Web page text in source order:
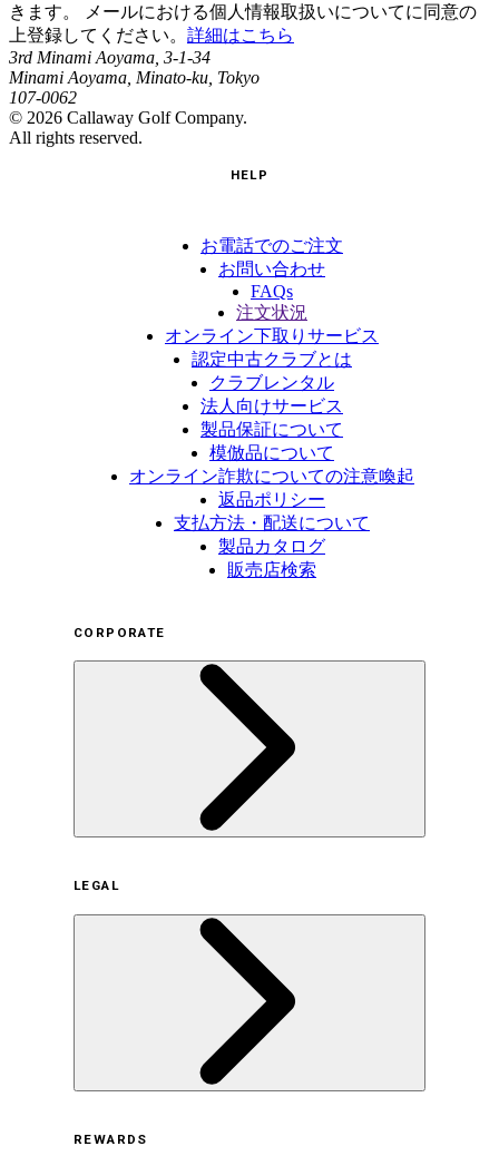
きます。 メールにおける個人情報取扱いについてに同意の
上登録してください。 詳細はこちら
3rd Minami Aoyama, 3-1-34
Minami Aoyama, Minato-ku, Tokyo
107-0062
© 2026 Callaway Golf Company.
All rights reserved.
HELP
お電話でのご注文
お問い合わせ
FAQs
注文状況
オンライン下取りサービス
認定中古クラブとは
クラブレンタル
法人向けサービス
製品保証について
模倣品について
オンライン詐欺についての注意喚起
返品ポリシー
支払方法・配送について
製品カタログ
販売店検索
CORPORATE
サステナビリティの取り組み（日本）
サステナビリティの取り組み（米国/英語）
ヒストリー
採用情報
LEGAL
REWARDS